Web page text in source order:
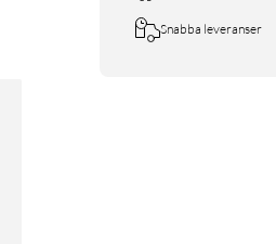
Snabba leveranser